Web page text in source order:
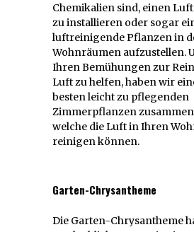
Chemikalien sind, einen
zu installieren oder sogar
luftreinigende Pflanzen in
Wohnräumen aufzustellen.
Ihren Bemühungen zur
Luft zu helfen, haben wir
besten leicht zu pflegenden
Zimmerpflanzen
welche die Luft in Ihren
reinigen können.
Garten-Chrysantheme
Die Garten-Chrysantheme